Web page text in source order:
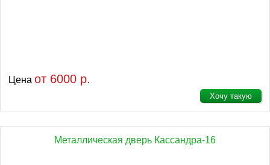
Цена от 6000 р.
Хочу такую
Металлическая дверь Кассандра-16